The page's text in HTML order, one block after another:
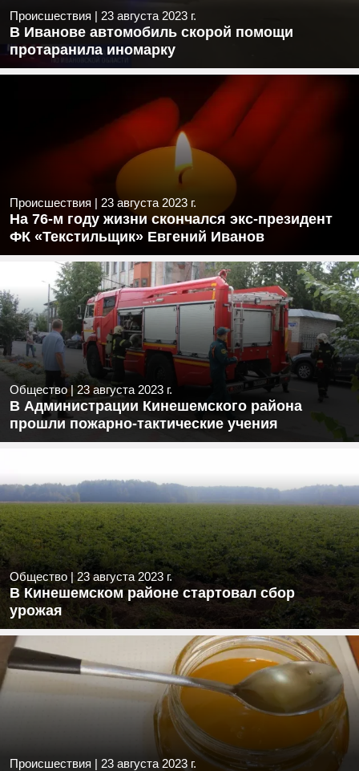
Происшествия | 23 августа 2023 г.
В Иванове автомобиль скорой помощи
протаранила иномарку
Происшествия | 23 августа 2023 г.
На 76-м году жизни скончался экс-президент
ФК «Текстильщик» Евгений Иванов
Общество| 23 августа 2023 г.
В Администрации Кинешемского района
прошли пожарно-тактические учения
Общество | 23 августа 2023 г.
В Кинешемском районе стартовал сбор
урожая
Происшествия | 23 августа 2023 г.